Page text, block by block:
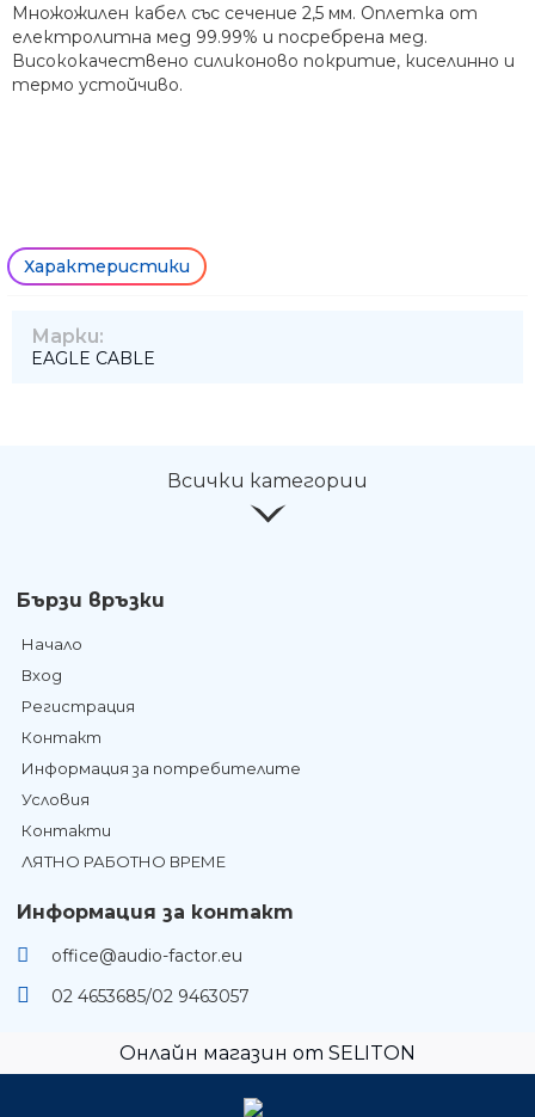
Множожилен кабел със сечение 2,5 мм. Оплетка от
електролитна мед 99.99% и посребрена мед.
Висококачествено силиконово покритие, киселинно и
термо устойчиво.
Характеристики
Марки:
EAGLE CABLE
Всички категории
Бързи връзки
Начало
Вход
Регистрация
Контакт
Информация за потребителите
Условия
Контакти
ЛЯТНО РАБОТНО ВРЕМЕ
Информация за контакт
office@audio-factor.eu
02 4653685/02 9463057
Онлайн магазин от SELITON